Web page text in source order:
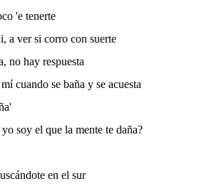
'e tenerte
a ver si corro con suerte
no hay respuesta
cuando se baña y se acuesta
soy el que la mente te daña?
en el sur